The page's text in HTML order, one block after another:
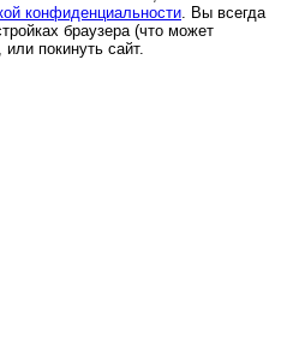
конфиденциальности. Вы всегда
браузера (что может
покинуть сайт.